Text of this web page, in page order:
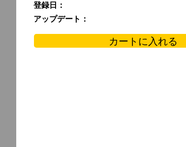
登録日：
アップデート：
カートに入れる